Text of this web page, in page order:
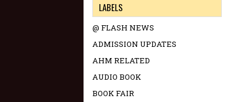
LABELS
@ FLASH NEWS
ADMISSION UPDATES
AHM RELATED
AUDIO BOOK
BOOK FAIR